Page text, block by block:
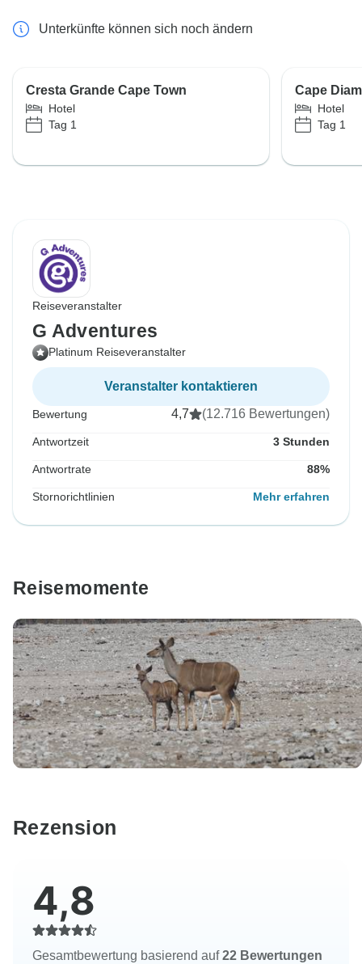
Unterkünfte können sich noch ändern
Cresta Grande Cape Town
Hotel
Tag 1
Cape
Hotel
Tag 1
Reiseveranstalter
G Adventures
Platinum Reiseveranstalter
Veranstalter kontaktieren
Bewertung 4,7 (12.716 Bewertungen)
Antwortzeit 3 Stunden
Antwortrate 88%
Stornorichtlinien Mehr erfahren
Reisemomente
Rezension
4,8
Gesamtbewertung basierend auf22 Bewertungen